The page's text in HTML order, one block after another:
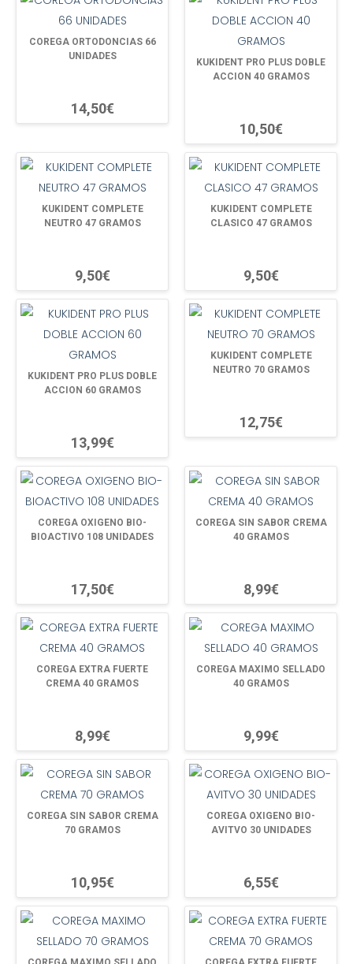
COREGA ORTODONCIAS 66
UNIDADES
14,50€
KUKIDENT PRO PLUS DOBLE
ACCION 40 GRAMOS
10,50€
KUKIDENT COMPLETE
NEUTRO 47 GRAMOS
9,50€
KUKIDENT COMPLETE
CLASICO 47 GRAMOS
9,50€
KUKIDENT PRO PLUS DOBLE
ACCION 60 GRAMOS
13,99€
KUKIDENT COMPLETE
NEUTRO 70 GRAMOS
12,75€
COREGA OXIGENO BIO-
BIOACTIVO 108 UNIDADES
17,50€
COREGA SIN SABOR CREMA
40 GRAMOS
8,99€
COREGA EXTRA FUERTE
CREMA 40 GRAMOS
8,99€
COREGA MAXIMO SELLADO
40 GRAMOS
9,99€
COREGA SIN SABOR CREMA
70 GRAMOS
10,95€
COREGA OXIGENO BIO-
AVITVO 30 UNIDADES
6,55€